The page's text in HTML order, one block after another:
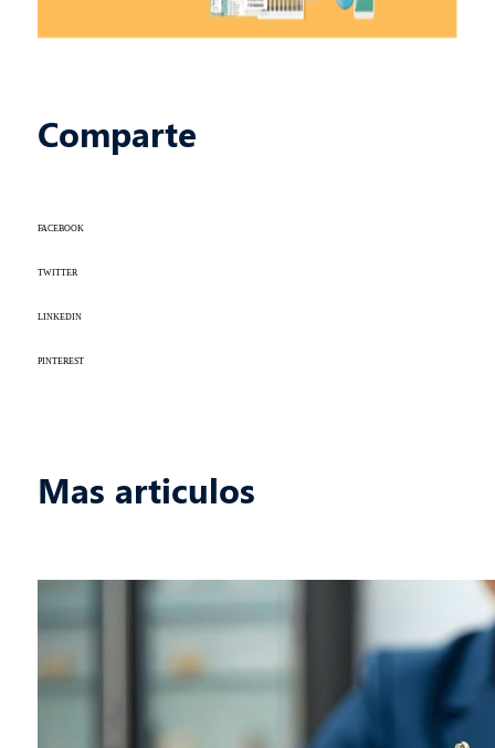
Comparte
FACEBOOK
TWITTER
LINKEDIN
PINTEREST
Mas articulos